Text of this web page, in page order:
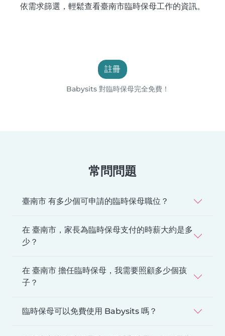
依需求篩選，輕鬆查看臺南市臨時保母工作的資訊。
註冊
Babysits 對臨時保母完全免費！
常問問題
臺南市 有多少個可申請的臨時保母職位？
在 臺南市，家長為臨時保母支付的時薪大約是多
少？
在 臺南市 擔任臨時保母，我需要照顧多少個孩
子？
臨時保母可以免費使用 Babysits 嗎？